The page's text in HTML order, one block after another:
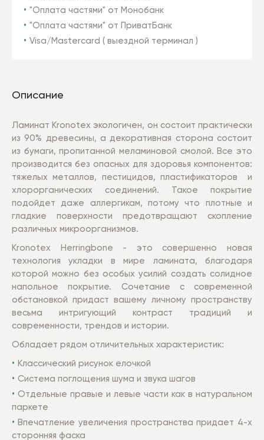
"Оплата частями" от Монобанк
"Оплата частями" от ПриватБанк
Visa/Mastercard ( выездной терминал )
Описание
Ламинат Kronotex экологичен, он состоит практически
из 90% древесины, а декоративная сторона состоит
из бумаги, пропитанной меламиновой смолой. Все это
производится без опасных для здоровья компонентов:
тяжелых металлов, пестицидов, пластификаторов и
хлорорганических соединений. Такое покрытие
подойдет даже аллергикам, потому что плотные и
гладкие поверхности предотвращают скопление
различных микроорганизмов.
Kronotex Herringbone - это совершенно новая
технология укладки в мире ламината, благодаря
которой можно без особых усилий создать солидное
напольное покрытие. Сочетание с современной
обстановкой придаст вашему личному пространству
весьма интригующий контраст традиций и
современности, трендов и истории.
Обладает рядом отличительных характеристик:
Классический рисунок елочкой
Система поглощения шума и звука шагов
Отдельные правые и левые части как в натуральном
паркете
Впечатление увеличения пространства придает 4-х
сторонняя фаска